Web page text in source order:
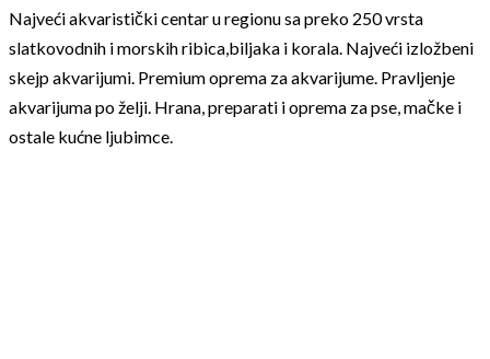
Najveći akvaristički centar u regionu sa preko 250 vrsta
slatkovodnih i morskih ribica,biljaka i korala. Najveći izložbeni
skejp akvarijumi. Premium oprema za akvarijume. Pravljenje
akvarijuma po želji. Hrana, preparati i oprema za pse, mačke i
ostale kućne ljubimce.